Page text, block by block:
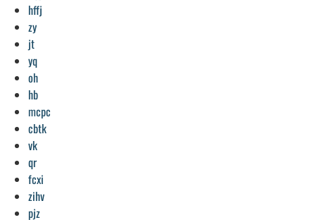
hffj
zy
jt
yq
oh
hb
mcpc
cbtk
vk
qr
fcxi
zihv
pjz